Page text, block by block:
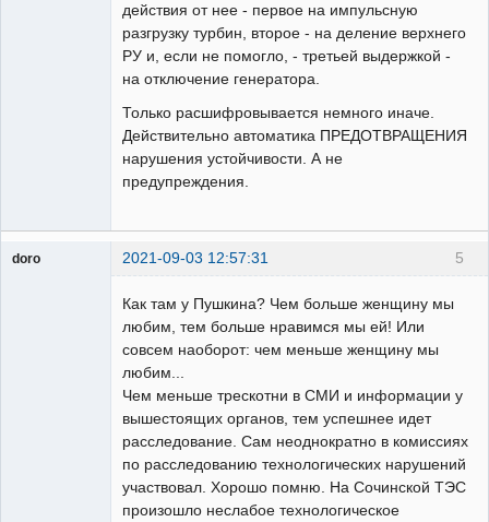
действия от нее - первое на импульсную
разгрузку турбин, второе - на деление верхнего
РУ и, если не помогло, - третьей выдержкой -
на отключение генератора.
Только расшифровывается немного иначе.
Действительно автоматика ПРЕДОТВРАЩЕНИЯ
нарушения устойчивости. А не
предупреждения.
5
doro 2021-09-03 12:57:31
Как там у Пушкина? Чем больше женщину мы
любим, тем больше нравимся мы ей! Или
совсем наоборот: чем меньше женщину мы
любим...
Чем меньше трескотни в СМИ и информации у
вышестоящих органов, тем успешнее идет
расследование. Сам неоднократно в комиссиях
по расследованию технологических нарушений
участвовал. Хорошо помню. На Сочинской ТЭС
произошло неслабое технологическое